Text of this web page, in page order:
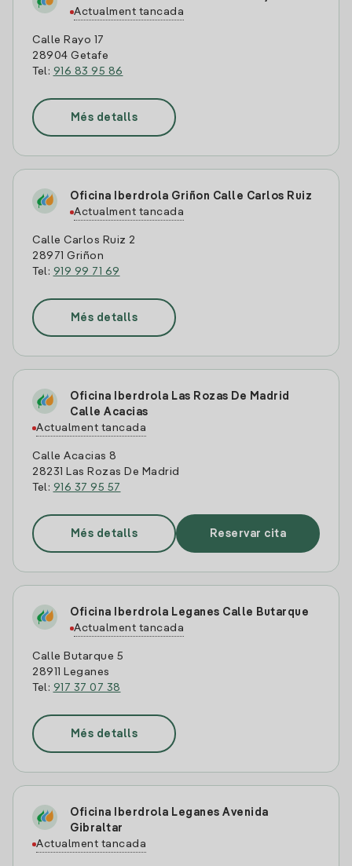
Actualment tancada
Calle Rayo 17
28904 Getafe
Tel: 916 83 95 86
Més detalls
Oficina Iberdrola Griñon Calle Carlos Ruiz
Actualment tancada
Calle Carlos Ruiz 2
28971 Griñon
Tel: 919 99 71 69
Més detalls
Oficina Iberdrola Las Rozas De Madrid
Calle Acacias
Actualment tancada
Calle Acacias 8
28231 Las Rozas De Madrid
Tel: 916 37 95 57
Més detalls Reservar cita
Oficina Iberdrola Leganes Calle Butarque
Actualment tancada
Calle Butarque 5
28911 Leganes
Tel: 917 37 07 38
Més detalls
Oficina Iberdrola Leganes Avenida
Gibraltar
Actualment tancada